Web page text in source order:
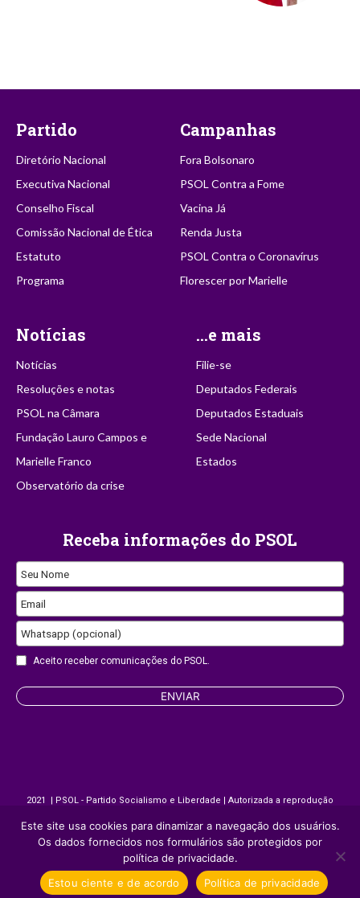
Partido
Diretório Nacional
Executiva Nacional
Conselho Fiscal
Comissão Nacional de Ética
Estatuto
Programa
Campanhas
Fora Bolsonaro
PSOL Contra a Fome
Vacina Já
Renda Justa
PSOL Contra o Coronavírus
Florescer por Marielle
Notícias
Notícias
Resoluções e notas
PSOL na Câmara
Fundação Lauro Campos e
Marielle Franco
Observatório da crise
...e mais
Filie-se
Deputados Federais
Deputados Estaduais
Sede Nacional
Estados
Receba informações do PSOL
Email
Seu Nome
Email
Whatsapp (opcional)
Aceito receber comunicações do PSOL.
ENVIAR
2021 | PSOL - Partido Socialismo e Liberdade | Autorizada a reprodução
desde que citada a fonte.
Site desenvolvido porAppmobi
Este site usa cookies para dinamizar a navegação dos usuários.
Os dados fornecidos nos formulários são protegidos por
política de privacidade.
Estou ciente e de acordo
Política de privacidade